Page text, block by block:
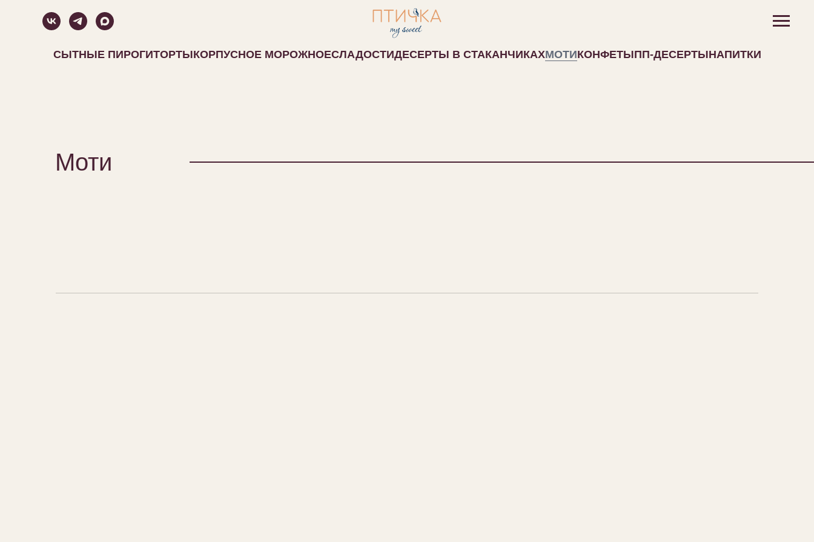
СЫТНЫЕ ПИРОГИТОРТЫКОРПУСНОЕ МОРОЖНОЕСЛАДОСТИДЕСЕРТЫ В СТАКАНЧИКАХМОТИКОНФЕТЫПП-ДЕСЕРТЫНАПИТКИ
Моти